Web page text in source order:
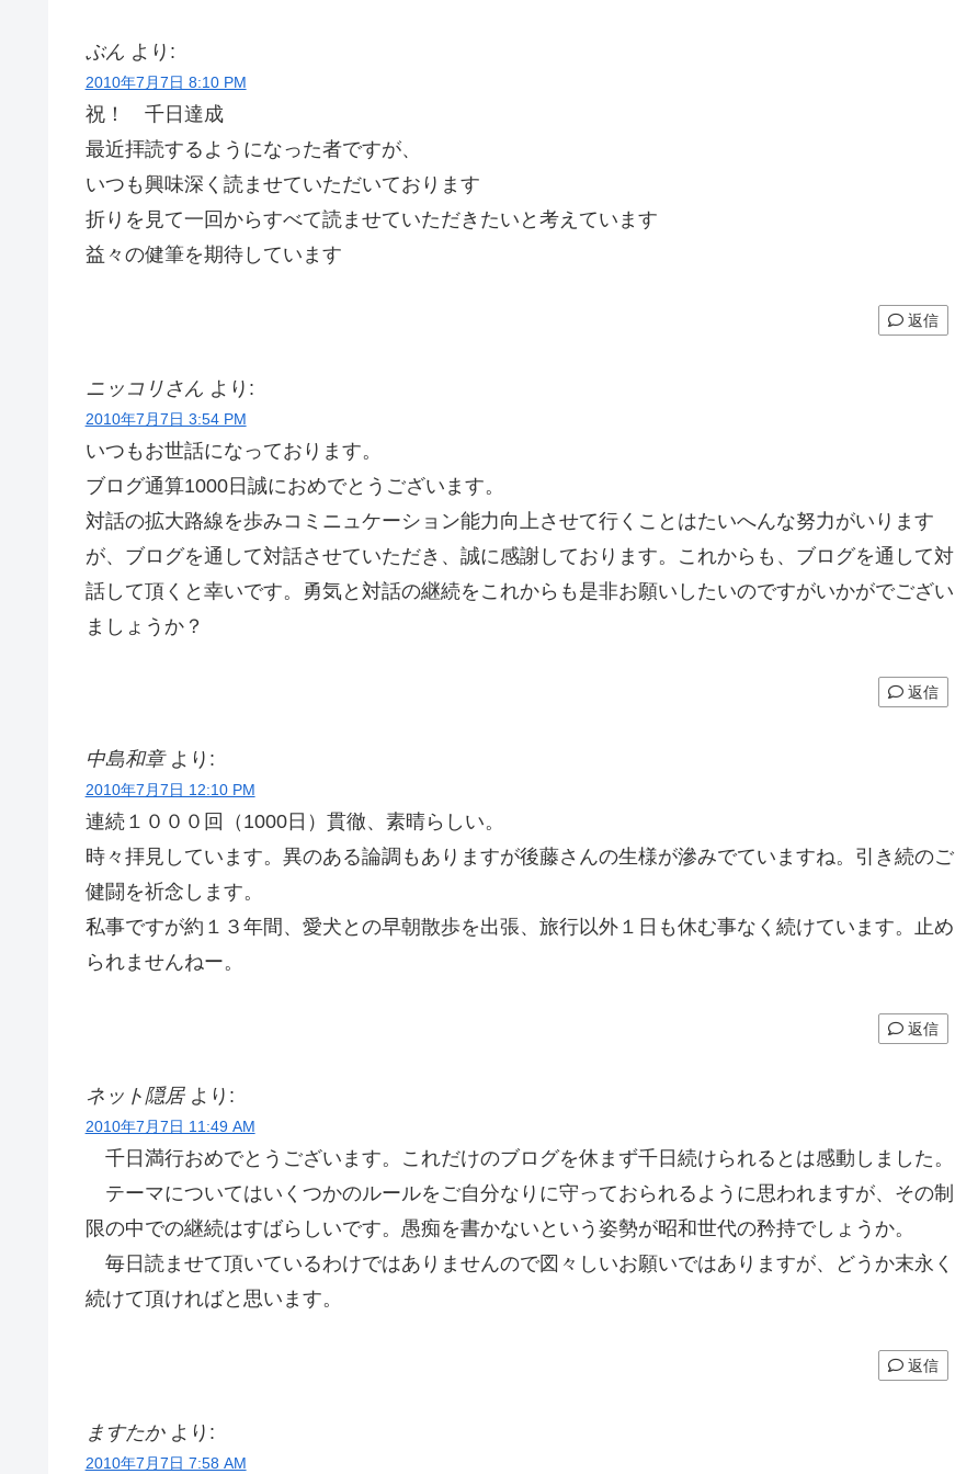
ぶん より:
2010年7月7日 8:10 PM
祝！ 千日達成
最近拝読するようになった者ですが、
いつも興味深く読ませていただいております
折りを見て一回からすべて読ませていただきたいと考えています
益々の健筆を期待しています
返信
ニッコリさん より:
2010年7月7日 3:54 PM
いつもお世話になっております。
ブログ通算1000日誠におめでとうございます。
対話の拡大路線を歩みコミニュケーション能力向上させて行くことはたいへんな努力がいります
が、ブログを通して対話させていただき、誠に感謝しております。これからも、ブログを通して対
話して頂くと幸いです。勇気と対話の継続をこれからも是非お願いしたいのですがいかがでござい
ましょうか？
返信
中島和章 より:
2010年7月7日 12:10 PM
連続１０００回（1000日）貫徹、素晴らしい。
時々拝見しています。異のある論調もありますが後藤さんの生様が滲みでていますね。引き続のご
健闘を祈念します。
私事ですが約１３年間、愛犬との早朝散歩を出張、旅行以外１日も休む事なく続けています。止め
られませんねー。
返信
ネット隠居 より:
2010年7月7日 11:49 AM
千日満行おめでとうございます。これだけのブログを休まず千日続けられるとは感動しました。
テーマについてはいくつかのルールをご自分なりに守っておられるように思われますが、その制
限の中での継続はすばらしいです。愚痴を書かないという姿勢が昭和世代の矜持でしょうか。
毎日読ませて頂いているわけではありませんので図々しいお願いではありますが、どうか末永く
続けて頂ければと思います。
返信
ますたか より:
2010年7月7日 7:58 AM